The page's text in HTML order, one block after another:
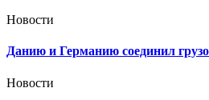
Новости
Данию и Германию соединил
Новости